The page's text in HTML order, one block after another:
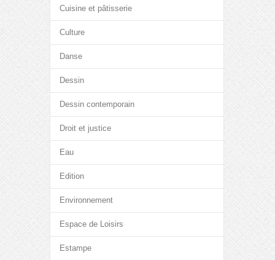
Cuisine et pâtisserie
Culture
Danse
Dessin
Dessin contemporain
Droit et justice
Eau
Edition
Environnement
Espace de Loisirs
Estampe